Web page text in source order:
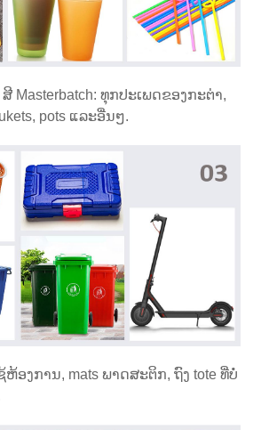
ສີ Masterbatch: ທຸກປະເພດຂອງກະຕ່າ,
pots ແລະອື່ນໆ.
ຫ້ອງການ, mats ພາດສະຕິກ, ຖົງ tote ທີ່ບໍ່